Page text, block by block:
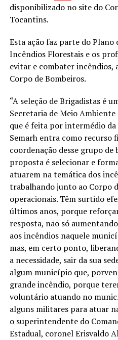
disponibilizado no site do
Tocantins.
Esta ação faz parte do Plano
Incêndios Florestais e os
evitar e combater incêndios,
Corpo de Bombeiros.
“A seleção de Brigadistas é
Secretaria de Meio
que é feita por intermédio da
Semarh entra como recurso
coordenação desse grupo de
proposta é selecionar e
atuarem na temática dos
trabalhando junto ao Corpo
operacionais. Têm surtido
últimos anos, porque
resposta, não só
aos incêndios naquele
mas, em certo ponto,
a necessidade, sair da sua
algum município que,
grande incêndio, porque
voluntário atuando no
alguns militares para atuar
o superintendente do
Estadual, coronel Erisvaldo